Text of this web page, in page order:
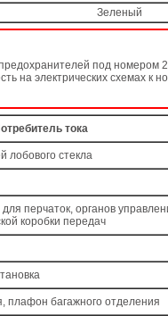
Зеленый
под номером
на электрических схемах к
тока
лобового стекла
перчаток, органов
коробки передач
плафон багажного отделения